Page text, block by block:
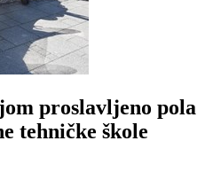
proslavljeno pola
tehničke škole